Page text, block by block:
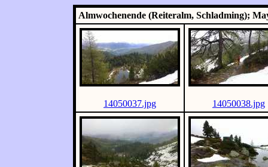
Almwochenende (Reiteralm, Schladming);
14050037.jpg 14050038.jpg